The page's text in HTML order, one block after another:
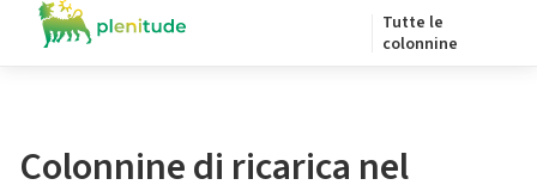
Tutte le
colonnine
Colonnine di ricarica nel